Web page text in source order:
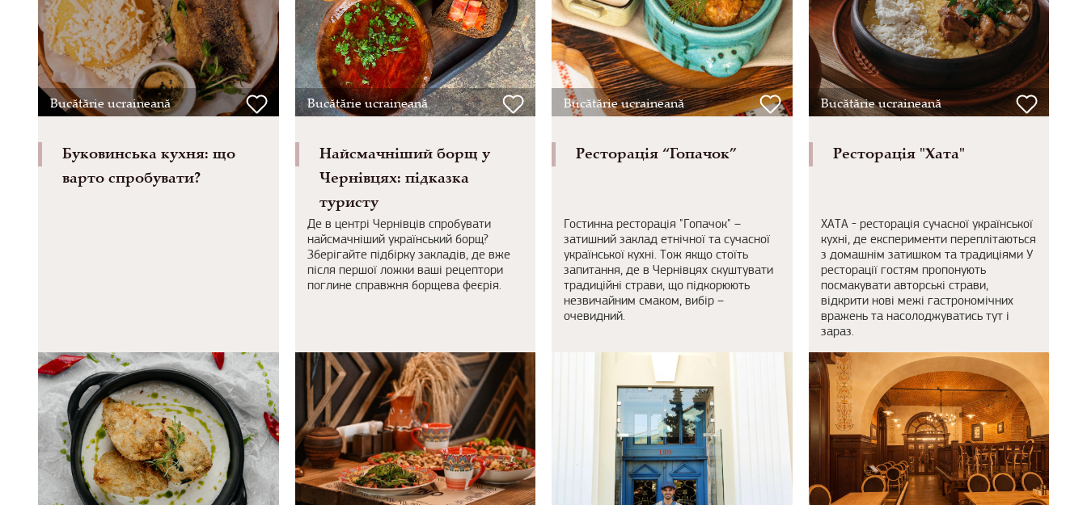
Bucătărie ucraineană
Буковинська кухня: що
варто спробувати?
Bucătărie ucraineană
Найсмачніший борщ у
Чернівцях: підказка
туристу
Де в центрі Чернівців спробувати
найсмачніший український борщ?
Зберігайте підбірку закладів, де вже
після першої ложки ваші рецептори
поглине справжня борщева феєрія.
Bucătărie ucraineană
Ресторація “Гопачок”
Гостинна ресторація "Гопачок" –
затишний заклад етнічної та сучасної
української кухні. Тож якщо стоїть
запитання, де в Чернівцях скуштувати
традиційні страви, що підкорюють
незвичайним смаком, вибір –
очевидний.
Bucătărie ucraineană
Ресторація "Хата"
ХАТА - ресторація сучасної української
кухні, де експерименти переплітаються
з домашнім затишком та традиціями У
ресторації гостям пропонують
посмакувати авторські страви,
відкрити нові межі гастрономічних
вражень та насолоджуватись тут і
зараз.